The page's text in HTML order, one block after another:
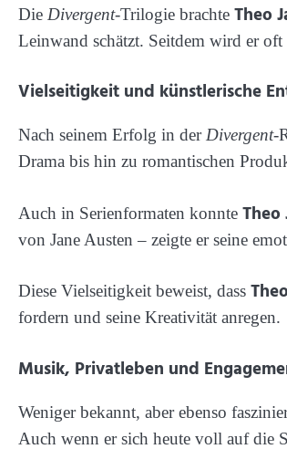
Die Divergent-Trilogie brachte Theo
Leinwand schätzt. Seitdem wird er
Vielseitigkeit und künstlerische
Nach seinem Erfolg in derDivergent-
Drama bis hin zu romantischen
Auch in Serienformaten konnte Theo
von Jane Austen – zeigte er seine
Diese Vielseitigkeit beweist, dass
fordern und seine Kreativität anregen.
Musik, Privatleben und
Weniger bekannt, aber ebenso
Auch wenn er sich heute voll auf die